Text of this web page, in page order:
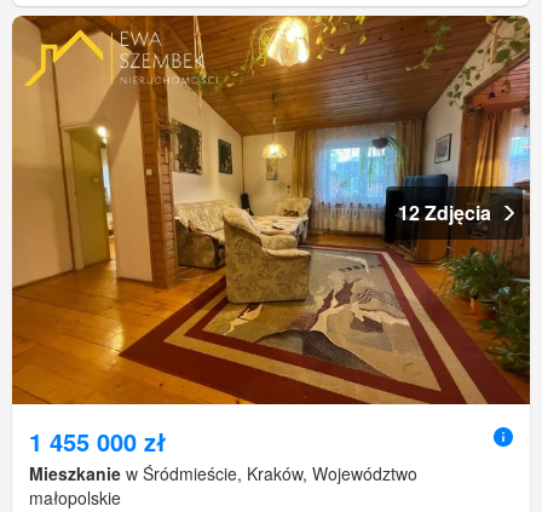
12 Zdjęcia
1 455 000 zł
Mieszkanie w Śródmieście, Kraków, Województwo
małopolskie